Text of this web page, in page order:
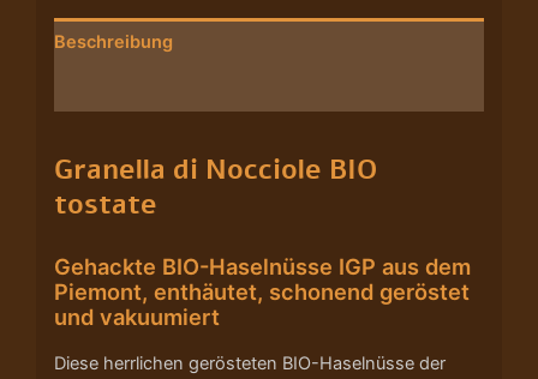
Beschreibung
Granella di Nocciole BIO
tostate
Gehackte BIO-Haselnüsse IGP aus dem
Piemont, enthäutet, schonend geröstet
und vakuumiert
Diese herrlichen gerösteten BIO-Haselnüsse der